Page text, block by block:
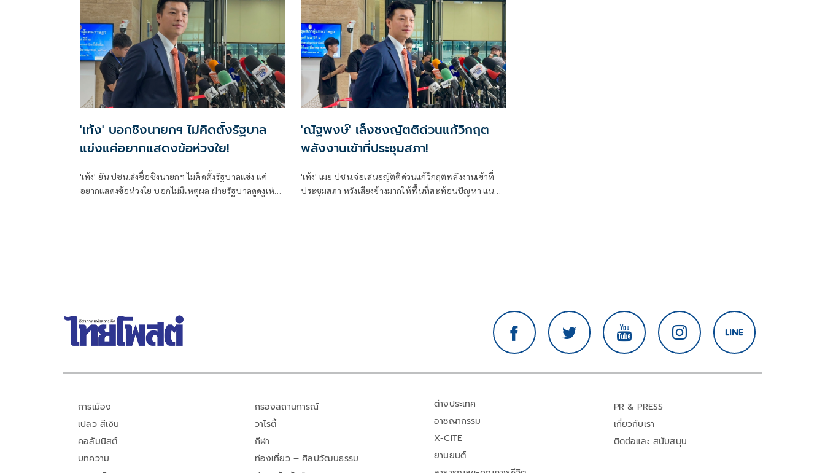
'เท้ง' บอกชิงนายกฯ ไม่คิดตั้งรัฐบาล
แข่งแค่อยากแสดงข้อห่วงใย!
'เท้ง' ยัน ปชน.ส่งชื่อชิงนายกฯ ไม่คิดตั้งรัฐบาลแข่ง แค่
อยากแสดงข้อห่วงใย บอกไม่มีเหตุผล ฝ่ายรัฐบาลดูดงูเห่า
'ณัฐพงษ์' เล็งชงญัตติด่วนแก้วิกฤต
พลังงานเข้าที่ประชุมสภา!
'เท้ง' เผย ปชน.จ่อเสนอญัตติด่วนแก้วิกฤตพลังงานเข้าที่
ประชุมสภา หวังเสียงข้างมากให้พื้นที่สะท้อนปัญหา แนะ
การเมือง
เปลว สีเงิน
คอลัมนิสต์
บทความ
กรองสถานการณ์
วาไรตี้
กีฬา
ท่องเที่ยว – ศิลปวัฒนธรรม
ต่างประเทศ
อาชญากรรม
X-CITE
ยานยนต์
PR & PRESS
เกี่ยวกับเรา
ติดต่อและ สนับสนุน